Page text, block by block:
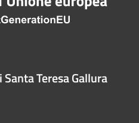
Teresa Gallura